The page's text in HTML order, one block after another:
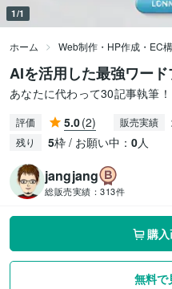
1/1
ホーム Web制作・HP作成・EC
AIを活用した最強ワー
あなたに代わって30記事執筆！
評価 5.0(2) 販売実績
残り 5枠 / お願い中： 0人
jangjang
総販売実績： 313件
購
無料で